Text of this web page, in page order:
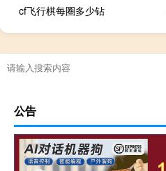
cf飞行棋每圈多少钻
公告